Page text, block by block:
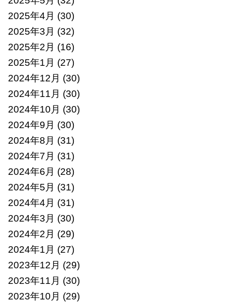
2025年4月 (30)
2025年3月 (32)
2025年2月 (16)
2025年1月 (27)
2024年12月 (30)
2024年11月 (30)
2024年10月 (30)
2024年9月 (30)
2024年8月 (31)
2024年7月 (31)
2024年6月 (28)
2024年5月 (31)
2024年4月 (31)
2024年3月 (30)
2024年2月 (29)
2024年1月 (27)
2023年12月 (29)
2023年11月 (30)
2023年10月 (29)